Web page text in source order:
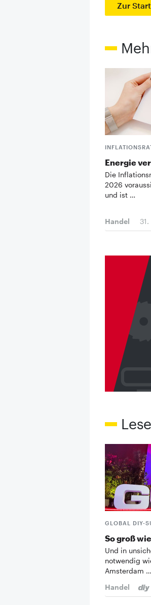
Zur
Energie
Die
2026
und ist …
Handel
GLOBAL DIY-
So groß
Und in
notwendig
Amsterdam …
Handel